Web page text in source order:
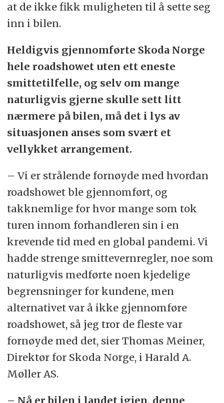
at de ikke fikk muligheten til å sette seg
inn i bilen.
Heldigvis gjennomførte Skoda Norge
hele roadshowet uten ett eneste
smittetilfelle, og selv om mange
naturligvis gjerne skulle sett litt
nærmere på bilen, må det i lys av
situasjonen anses som svært et
vellykket arrangement.
– Vi er strålende fornøyde med hvordan
roadshowet ble gjennomført, og
takknemlige for hvor mange som tok
turen innom forhandleren sin i en
krevende tid med en global pandemi. Vi
hadde strenge smittevernregler, noe som
naturligvis medførte noen kjedelige
begrensninger for kundene, men
alternativet var å ikke gjennomføre
roadshowet, så jeg tror de fleste var
fornøyde med det, sier Thomas Meiner,
Direktør for Skoda Norge, i Harald A.
Møller AS.
– Nå er bilen i landet igjen, denne